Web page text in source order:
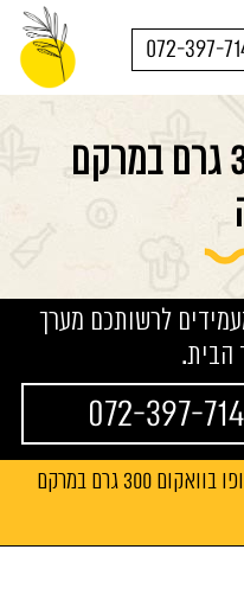
072-397-
טופו בוואקום 300 גרם במרקם
לרשותכם מערך
הבית.
טופו בוואקום 300 גרם במרקם